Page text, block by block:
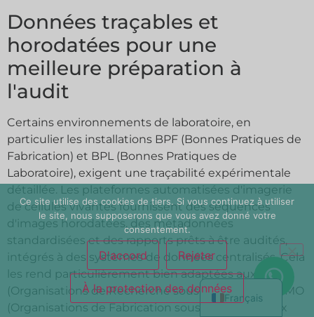
Données traçables et
horodatées pour une
meilleure préparation à
l'audit
Certains environnements de laboratoire, en
particulier les installations BPF (Bonnes Pratiques de
Fabrication) et BPL (Bonnes Pratiques de
Laboratoire), exigent une traçabilité expérimentale
détaillée. Les plateformes automatisées d'imagerie
de cellules vivantes fournissent des séquences
d'images horodatées, des métadonnées
standardisées et des rapports prêts à être audités,
intégrés à des systèmes de données centralisés. Cela
les rend particulièrement bien adaptées aux CRO
(Organisations de Recherche sous Contrat), aux CMO
(Organisations de Fabrication sous Contrat) et aux
Français
English
Deutsch
Español
简体中文
Ce site utilise des cookies de tiers. Si vous continuez à utiliser
le site, nous supposerons que vous avez donné votre
consentement.
D'accord Rejeter
À la protection des données